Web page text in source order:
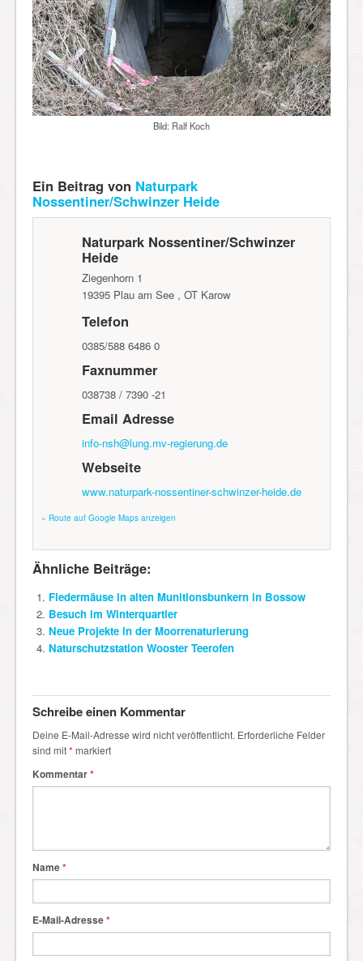
Bild: Ralf Koch
Ein Beitrag von Naturpark
Nossentiner/Schwinzer Heide
Naturpark Nossentiner/Schwinzer
Heide
Ziegenhorn 1
19395 Plau am See , OT Karow
Telefon
0385/588 6486 0
Faxnummer
038738 / 7390 -21
Email Adresse
info-nsh@lung.mv-regierung.de
Webseite
www.naturpark-nossentiner-schwinzer-heide.de
» Route auf Google Maps anzeigen
Ähnliche Beiträge:
Fledermäuse in alten Munitionsbunkern in Bossow
Besuch im Winterquartier
Neue Projekte in der Moorrenaturierung
Naturschutzstation Wooster Teerofen
Schreibe einen Kommentar
Deine E-Mail-Adresse wird nicht veröffentlicht. Erforderliche Felder
sind mit* markiert
Kommentar*
Name*
E-Mail-Adresse*